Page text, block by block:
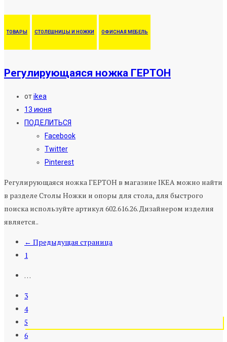
ТОВАРЫ СТОЛЕШНИЦЫ И НОЖКИ ОФИСНАЯ МЕБЕЛЬ
Регулирующаяся ножка ГЕРТОН
отikea
13 июня
ПОДЕЛИТЬСЯ
Facebook
Twitter
Pinterest
Регулирующаяся ножка ГЕРТОН в магазине IKEA можно найти
в разделе Столы Ножки и опоры для стола, для быстрого
поиска используйте артикул 602.616.26. Дизайнером изделия
является..
← Предыдущая страница
1
…
3
4
5
6